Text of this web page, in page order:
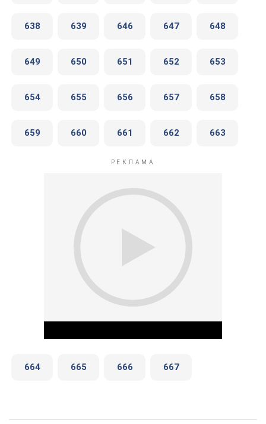
638 639 646 647 648
649 650 651 652 653
654 655 656 657 658
659 660 661 662 663
664 665 666 667